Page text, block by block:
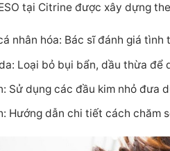
tại Citrine được xây dựng
nhân hóa: Bác sĩ đánh giá
Loại bỏ bụi bẩn, dầu thừa để
Sử dụng các đầu kim nhỏ đưa
Hướng dẫn chi tiết cách chăm